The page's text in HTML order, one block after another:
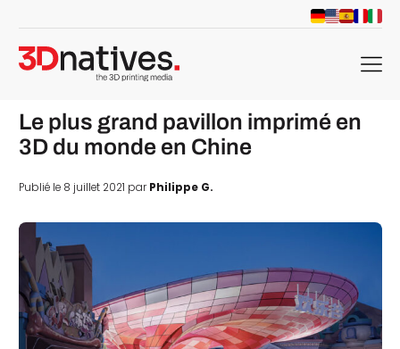
menu
Le plus grand pavillon imprimé en
3D du monde en Chine
Publié le 8 juillet 2021 parPhilippe G.